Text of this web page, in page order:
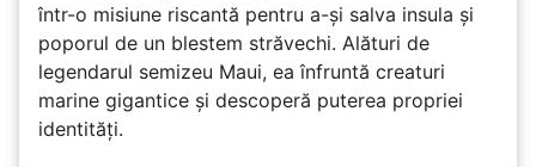
într-o misiune riscantă pentru a-și salva insula și
poporul de un blestem străvechi. Alături de
legendarul semizeu Maui, ea înfruntă creaturi
marine gigantice și descoperă puterea propriei
identități.